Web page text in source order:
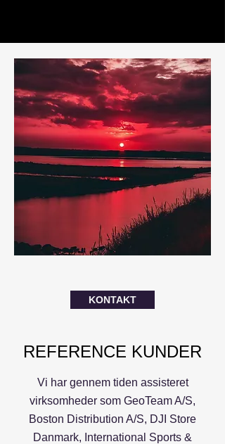
REFERENCE KUNDER
Vi har gennem tiden assisteret
virksomheder som GeoTeam A/S,
Boston Distribution A/S, DJI Store
Danmark, International Sports &
KONTAKT